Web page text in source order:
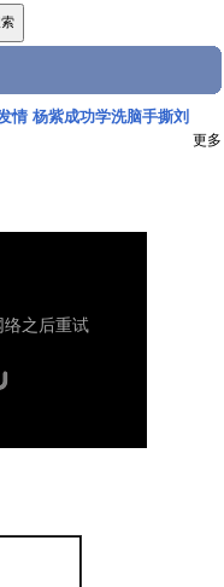
情 杨紫成功学洗脑手撕刘
更多